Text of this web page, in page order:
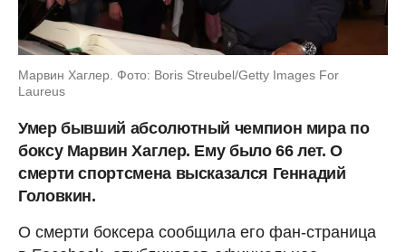
Марвин Хаглер. Фото: Boris Streubel/Getty Images For
Laureus
Умер бывший абсолютный чемпион мира по
боксу Марвин Хаглер. Ему было 66 лет. О
смерти спортсмена высказался Геннадий
Головкин.
О смерти боксера сообщила его фан-страница